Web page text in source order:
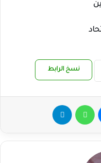
نسخ الرابط
ماسنجر واتساب